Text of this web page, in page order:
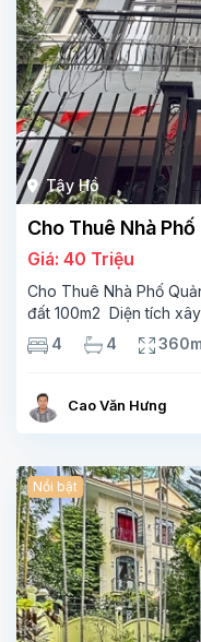
Tây Hồ
Cho Thuê Nhà
Giá: 40 Triệu
Cho Thuê Nhà Phố
đất 100m2 Diện tích
3 phòng tắm Tầng 1 –
, 1 phòng ngủ,1 phòng
4 4
Cao Văn Hưng
Nổi bật